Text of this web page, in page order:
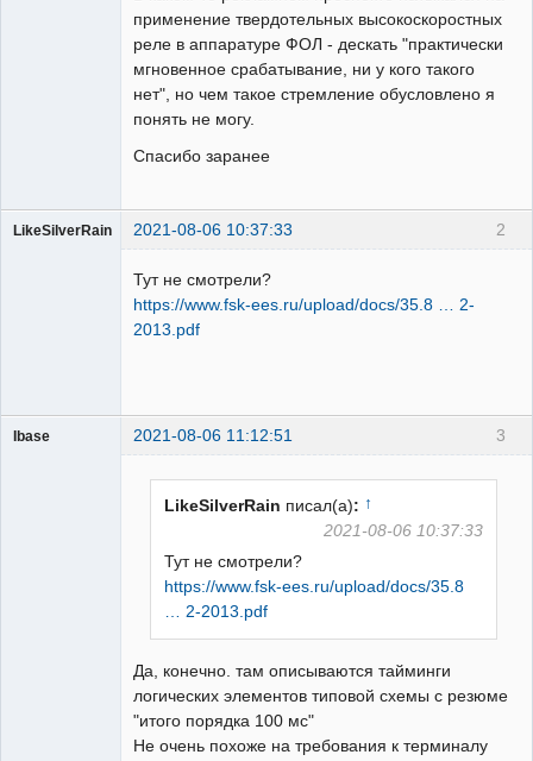
применение твердотельных высокоскоростных
реле в аппаратуре ФОЛ - дескать "практически
мгновенное срабатывание, ни у кого такого
нет", но чем такое стремление обусловлено я
понять не могу.
Спасибо заранее
2
LikeSilverRain 2021-08-06 10:37:33
Тут не смотрели?
https://www.fsk-ees.ru/upload/docs/35.8 … 2-
2013.pdf
3
Ibase 2021-08-06 11:12:51
LikeSilverRain писал(а): ↑
2021-08-06 10:37:33
Тут не смотрели?
https://www.fsk-ees.ru/upload/docs/35.8
… 2-2013.pdf
Да, конечно. там описываются тайминги
логических элементов типовой схемы с резюме
"итого порядка 100 мс"
Не очень похоже на требования к терминалу